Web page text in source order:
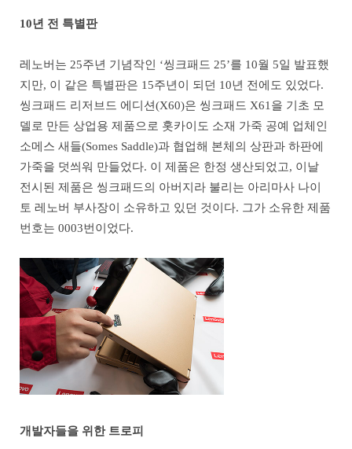
10년 전 특별판
레노버는 25주년 기념작인 ‘씽크패드 25’를 10월 5일 발표했
지만, 이 같은 특별판은 15주년이 되던 10년 전에도 있었다.
씽크패드 리저브드 에디션(X60)은 씽크패드 X61을 기초 모
델로 만든 상업용 제품으로 홋카이도 소재 가죽 공예 업체인
소메스 새들(Somes Saddle)과 협업해 본체의 상판과 하판에
가죽을 덧씌워 만들었다. 이 제품은 한정 생산되었고, 이날
전시된 제품은 씽크패드의 아버지라 불리는 아리마사 나이
토 레노버 부사장이 소유하고 있던 것이다. 그가 소유한 제품
번호는 0003번이었다.
개발자들을 위한 트로피